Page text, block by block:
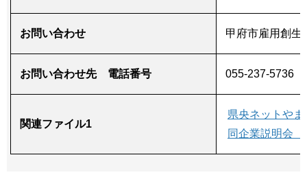
お問い合わせ 甲府市雇用創生
お問い合わせ先 電話番号 055-237-5736
関連ファイル1
県央ネットや
同企業説明会